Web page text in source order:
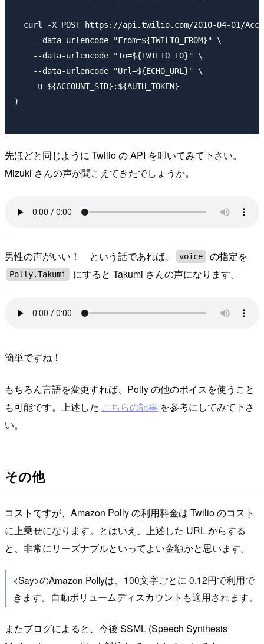
curl -X POST https://api.twilio.com/2010-04-01/
    --data-urlencode "From=${TWILIO_FROM}" \
    --data-urlencode "To=${TWILIO_TO}" \
    --data-urlencode "Url=${ECHO_URL}" \
    -u ${ACCOUNT_SID}:${AUTH_TOKEN}
)
先ほどと同じように Twilio の API を叩いてみて下さい。
Mizuki さんの声が聞こえてきたでしょうか。
男性の声がいい！ という話であれば、 voice の指定を
Polly.Takumi にすると Takumi さんの声になります。
簡単ですね！
もちろん言語を変更すれば、Polly の他のボイスを使うこと
も可能です。上述した こちらの記事 を参考にしてみて下さ
い。
その他
コストですが、Amazon Polly の利用料金は Twilio のコスト
に上乗せになります。とはいえ、上述した URL からする
と、非常にリーズナブルといってよい金額かと思います。
<Say>のAmazon Pollyは、100文字ごとに 0.12円で利用で
きます。自動ボリュームディスカウントも適用されます。
またブログによると、今後 SSML (Speech Synthesis